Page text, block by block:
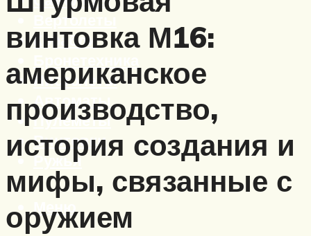
Вертолеты
Корабли
Пистолеты
Автоматы
Пулеметы
Винтовки
Ружья
Меню
винтовка М16:
американское
производство,
история создания и
мифы, связанные с
оружием